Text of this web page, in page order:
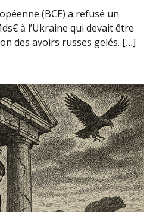
(BCE) a refusé un
à l’Ukraine qui devait être
des avoirs russes gelés. […]